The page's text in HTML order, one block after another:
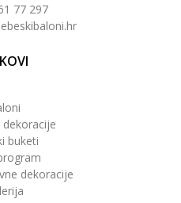
77 297
dekoracije
buketi
dekoracije